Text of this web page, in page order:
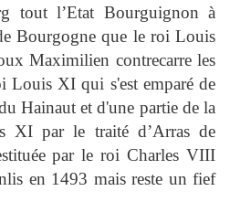
tout l’Etat Bourguignon à
Bourgogne que le roi Louis
Maximilien contrecarre les
Louis XI qui s'est emparé de
Hainaut et d'une partie de la
XI par le traité d’Arras de
par le roi Charles VIII
en 1493 mais reste un fief